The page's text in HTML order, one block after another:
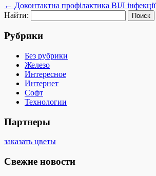
← Доконтактна профілактика ВІЛ інфекції
Найти:
Рубрики
Без рубрики
Железо
Интересное
Интернет
Софт
Технологии
Партнеры
заказать цветы
Свежие новости